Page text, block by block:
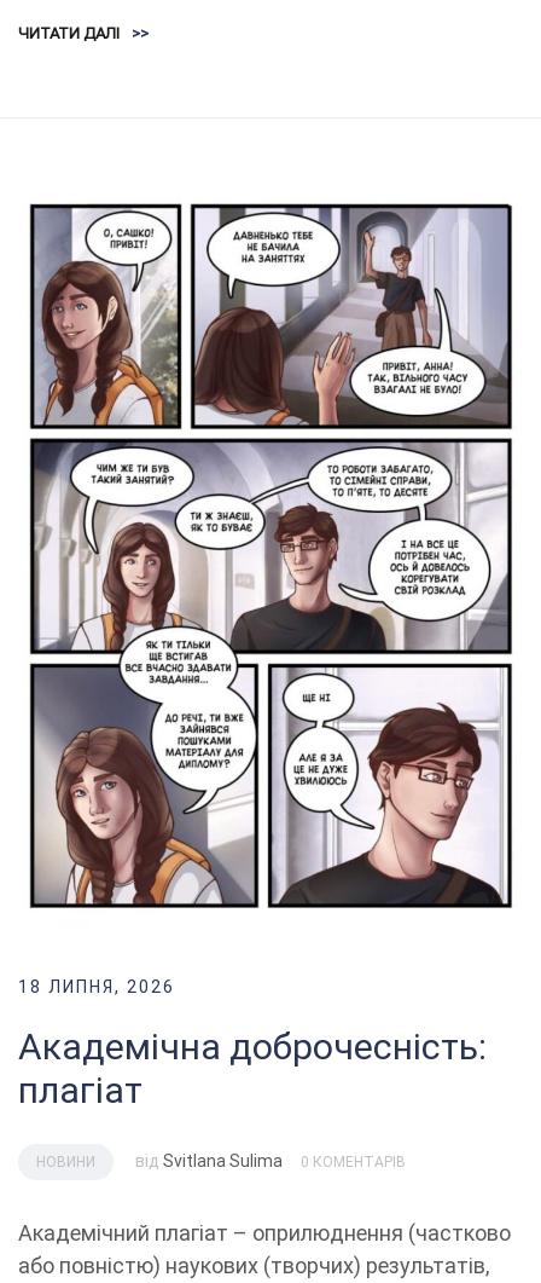
ЧИТАТИ ДАЛІ >>
18 ЛИПНЯ, 2026
Академічна доброчесність:
плагіат
НОВИНИ від Svitlana Sulima 0 КОМЕНТАРІВ
Академічний плагіат – оприлюднення (частково
або повністю) наукових (творчих) результатів,